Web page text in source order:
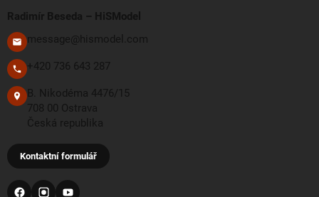
Radimír Beseda – HiSModel
message@hismodel.com
+420 736 643 287
B. Nikodéma 4476/15
708 00 Ostrava
Česká republika
Kontaktní formulář